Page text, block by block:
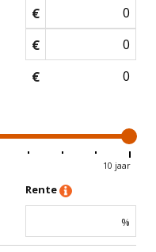
€
€
€
10 jaar
Rente
%